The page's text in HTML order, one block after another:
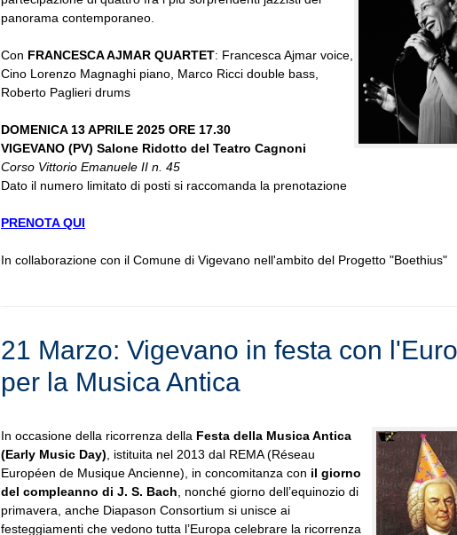
panorama contemporaneo.
Con FRANCESCA AJMAR QUARTET: Francesca Ajmar voice,
Cino Lorenzo Magnaghi piano, Marco Ricci double bass,
Roberto Paglieri drums
DOMENICA 13 APRILE 2025 ORE 17.30
VIGEVANO (PV) Salone Ridotto del Teatro Cagnoni
Corso Vittorio Emanuele II n. 45
Dato il numero limitato di posti si raccomanda la prenotazione
PRENOTA QUI
In collaborazione con il Comune di Vigevano nell'ambito del Progetto "Boethius"
21 Marzo: Vigevano in festa con
per la Musica Antica
In occasione della ricorrenza della Festa della Musica Antica
(Early Music Day) , istituita nel 2013 dal REMA (Réseau
Européen de Musique Ancienne), in concomitanza con il giorno
del compleanno di J. S. Bach , nonché giorno dell’equinozio di
primavera, anche Diapason Consortium si unisce ai
festeggiamenti che vedono tutta l’Europa celebrare la ricorrenza